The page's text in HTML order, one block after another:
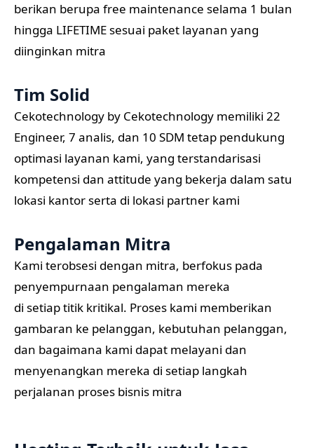
berikan berupa free maintenance selama 1 bulan
hingga LIFETIME sesuai paket layanan yang
diinginkan mitra
Tim Solid
Cekotechnology by Cekotechnology memiliki 22
Engineer, 7 analis, dan 10 SDM tetap pendukung
optimasi layanan kami, yang terstandarisasi
kompetensi dan attitude yang bekerja dalam satu
lokasi kantor serta di lokasi partner kami
Pengalaman Mitra
Kami terobsesi dengan mitra, berfokus pada
penyempurnaan pengalaman mereka
di setiap titik kritikal. Proses kami memberikan
gambaran ke pelanggan, kebutuhan pelanggan,
dan bagaimana kami dapat melayani dan
menyenangkan mereka di setiap langkah
perjalanan proses bisnis mitra